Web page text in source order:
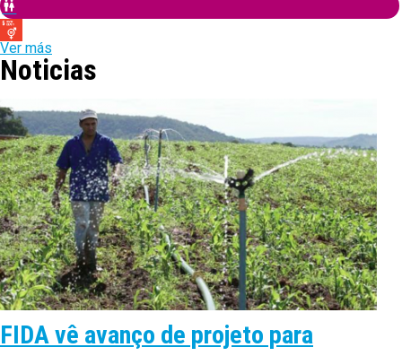
Ver más
Noticias
FIDA vê avanço de projeto para